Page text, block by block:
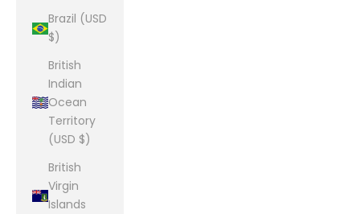
Brazil (USD
$)
British
Indian
Ocean
Territory
(USD $)
British
Virgin
Islands